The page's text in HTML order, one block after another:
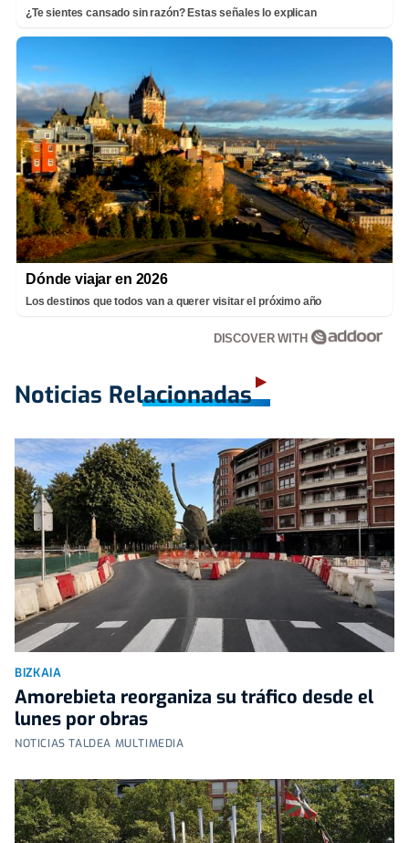
¿Te sientes cansado sin razón? Estas señales lo explican
Dónde viajar en 2026
Los destinos que todos van a querer visitar el próximo año
DISCOVER WITH
Noticias Relacionadas
BIZKAIA
Amorebieta reorganiza su tráfico desde el
lunes por obras
NOTICIAS TALDEA MULTIMEDIA